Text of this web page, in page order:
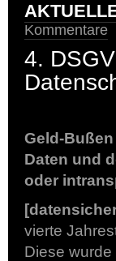
Kommentare
4.
Geld-
Daten und
oder
vierte
Diese